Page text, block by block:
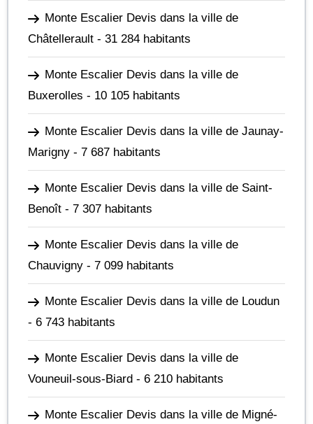
Monte Escalier Devis dans la ville de
Châtellerault - 31 284 habitants
Monte Escalier Devis dans la ville de
Buxerolles - 10 105 habitants
Monte Escalier Devis dans la ville de Jaunay-
Marigny - 7 687 habitants
Monte Escalier Devis dans la ville de Saint-
Benoît - 7 307 habitants
Monte Escalier Devis dans la ville de
Chauvigny - 7 099 habitants
Monte Escalier Devis dans la ville de Loudun
- 6 743 habitants
Monte Escalier Devis dans la ville de
Vouneuil-sous-Biard - 6 210 habitants
Monte Escalier Devis dans la ville de Migné-